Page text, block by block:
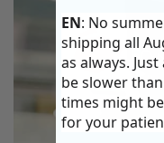
EN: No
shipping all
as always.
be slower
times might
for your